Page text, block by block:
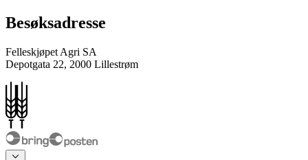
Besøksadresse
Felleskjøpet Agri SA
Depotgata 22, 2000 Lillestrøm